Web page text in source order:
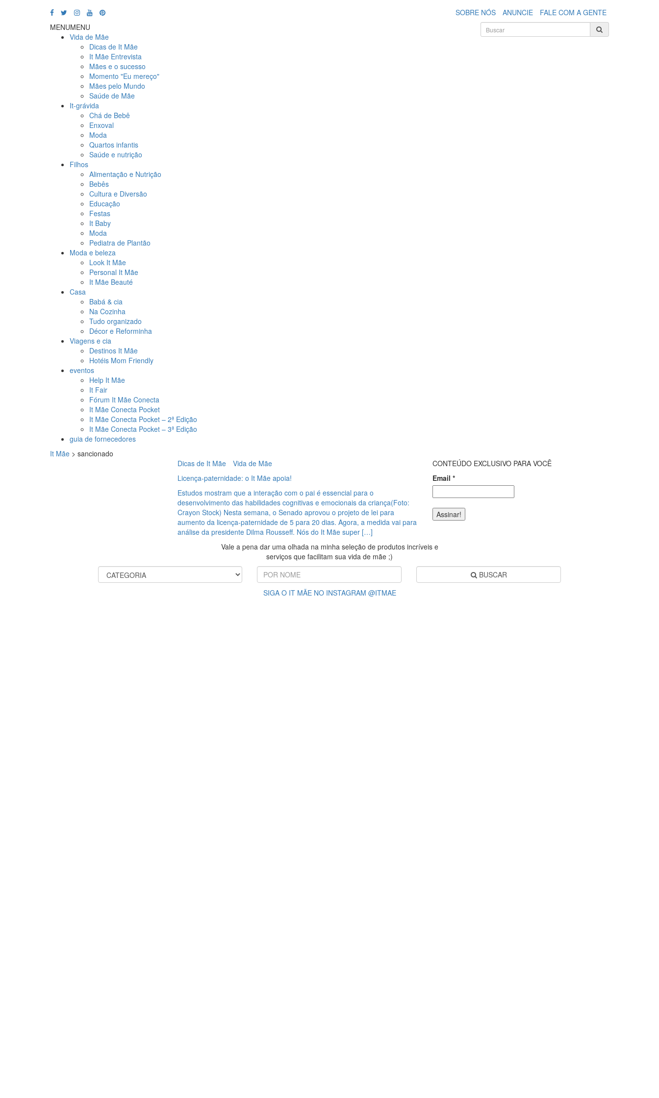
SOBRE NÓS ANUNCIE
FALE COM A GENTE
MENUMENU
Vida de Mãe
Dicas de It Mãe
It Mãe Entrevista
Mães e o sucesso
Momento "Eu mereço"
Mães pelo Mundo
Saúde de Mãe
It-grávida
Chá de Bebê
Enxoval
Moda
Quartos infantis
Saúde e nutrição
Filhos
Alimentação e Nutrição
Bebês
Cultura e Diversão
Educação
Festas
It Baby
Moda
Pediatra de Plantão
Moda e beleza
Look It Mãe
Personal It Mãe
It Mãe Beauté
Casa
Babá & cia
Na Cozinha
Tudo organizado
Décor e Reforminha
Viagens e cia
Destinos It Mãe
Hotéis Mom Friendly
eventos
Help It Mãe
It Fair
Fórum It Mãe Conecta
It Mãe Conecta Pocket
It Mãe Conecta Pocket – 2ª Edição
It Mãe Conecta Pocket – 3ª Edição
guia de fornecedores
It Mãe > sancionado
Dicas de It Mãe
Vida de Mãe
Licença-paternidade: o It Mãe apoia!
Estudos mostram que a interação com o pai é essencial para o
desenvolvimento das habilidades cognitivas e emocionais da criança(Foto:
Crayon Stock) Nesta semana, o Senado aprovou o projeto de lei para
aumento da licença-paternidade de 5 para 20 dias. Agora, a medida vai para
análise da presidente Dilma Rousseff. Nós do It Mãe super […]
CONTEÚDO EXCLUSIVO PARA VOCÊ
Email *
Vale a pena dar uma olhada na minha seleção de produtos incríveis e
serviços que facilitam sua vida de mãe ;)
BUSCAR
SIGA O IT MÃE NO INSTAGRAM @ITMAE